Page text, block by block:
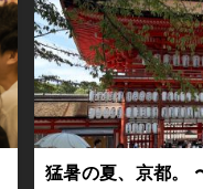
猛暑の夏、京都。